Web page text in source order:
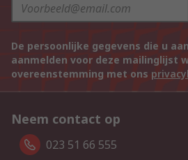
De persoonlijke gegevens die u
aanmelden voor deze mailinglijst
overeenstemming met ons
Neem contact op
023 51 66 555